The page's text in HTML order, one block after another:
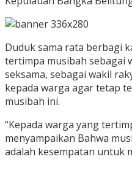
Duduk sama rata berbagi
tertimpa musibah sebagai
seksama, sebagai wakil
kepada warga agar tetap
musibah ini.
“Kepada warga yang
menyampaikan Bahwa
adalah kesempatan untuk